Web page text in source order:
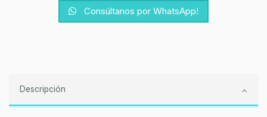
Consúltanos por WhatsApp!
Descripción